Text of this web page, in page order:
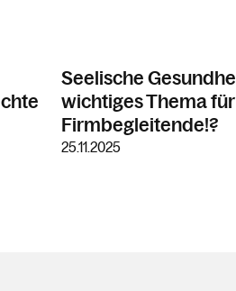
Seelische
wichtiges Thema für
Firmbegleitende!?
25.11.2025